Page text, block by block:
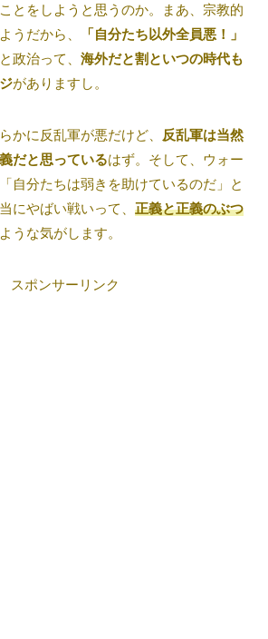
とをしようと思うのか。まあ、宗教的
うだから、
「自分たち以外全員悪！」
政治って、 海外だと割といつの時代も
がありますし。
かに反乱軍が悪だけど、
反乱軍は当然
だと思っているはず。そして、ウォー
自分たちは弱きを助けているのだ」と
にやばい戦いって、 正義と正義のぶつ
うな気がします。
スポンサーリンク